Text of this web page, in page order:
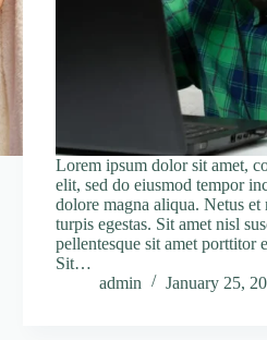
Lorem ipsum dolor sit amet,
elit, sed do eiusmod tempor
dolore magna aliqua. Netus et
turpis egestas. Sit amet nisl
pellentesque sit amet porttitor
Sit…
admin
January 25,